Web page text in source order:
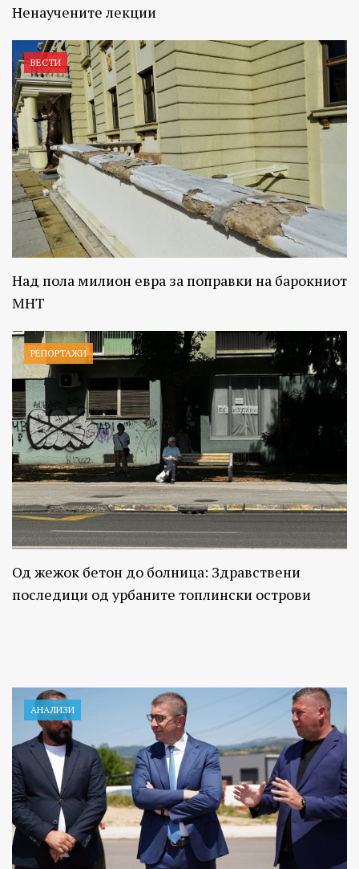
Ненаучените лекции
ВЕСТИ
Над пола милион евра за поправки на барокниот
МНТ
РЕПОРТАЖИ
Од жежок бетон до болница: Здравствени
последици од урбаните топлински острови
АНАЛИЗИ